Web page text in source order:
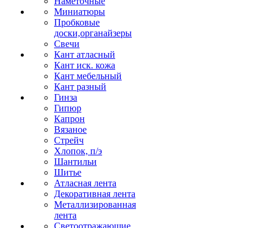
Миниатюры
Пробковые
доски,органайзеры
Свечи
Кант атласный
Кант иск. кожа
Кант мебельный
Кант разный
Гинза
Гипюр
Капрон
Вязаное
Стрейч
Хлопок, п/э
Шантильи
Шитье
Атласная лента
Декоративная лента
Металлизированная
лента
Светоотражающие